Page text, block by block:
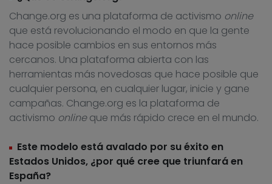
Change.org es una plataforma de activismo online
que está revolucionando el modo en que la gente
hace posible cambios en sus entornos más
cercanos. Una plataforma abierta con las
herramientas más novedosas que hace posible que
cualquier persona, en cualquier lugar, inicie y gane
campañas. Change.org es la plataforma de
activismo onlineque más rápido crece en el mundo.
Este modelo está avalado por su éxito en
Estados Unidos, ¿por qué cree que triunfará en
España?